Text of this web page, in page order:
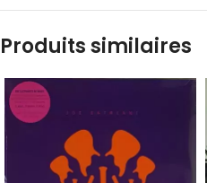
Produits similaires